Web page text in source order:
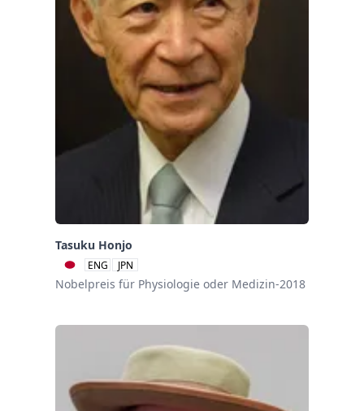
Tasuku Honjo
ENG JPN
Nobelpreis für Physiologie oder Medizin-2018